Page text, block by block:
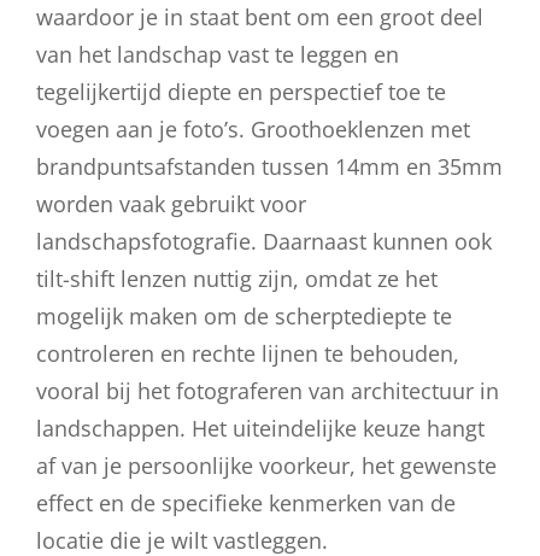
waardoor je in staat bent om een groot deel
van het landschap vast te leggen en
tegelijkertijd diepte en perspectief toe te
voegen aan je foto’s. Groothoeklenzen met
brandpuntsafstanden tussen 14mm en 35mm
worden vaak gebruikt voor
landschapsfotografie. Daarnaast kunnen ook
tilt-shift lenzen nuttig zijn, omdat ze het
mogelijk maken om de scherptediepte te
controleren en rechte lijnen te behouden,
vooral bij het fotograferen van architectuur in
landschappen. Het uiteindelijke keuze hangt
af van je persoonlijke voorkeur, het gewenste
effect en de specifieke kenmerken van de
locatie die je wilt vastleggen.